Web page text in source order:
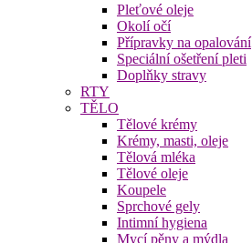
Pleťové oleje
Okolí očí
Přípravky na opalování
Speciální ošetření pleti
Doplňky stravy
RTY
TĚLO
Tělové krémy
Krémy, masti, oleje
Tělová mléka
Tělové oleje
Koupele
Sprchové gely
Intimní hygiena
Mycí pěny a mýdla